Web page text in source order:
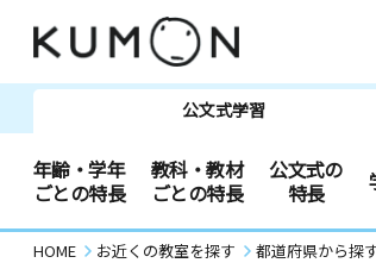
公文式学習
年齢・学年
ごとの特長
教科・教材
ごとの特長
公文式の
特長
HOME お近くの教室を探す 都道府県から探